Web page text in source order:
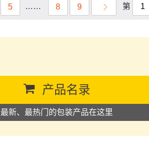
5 …… 8 9 第
产品名录
最新、最热门的包装产品在这里